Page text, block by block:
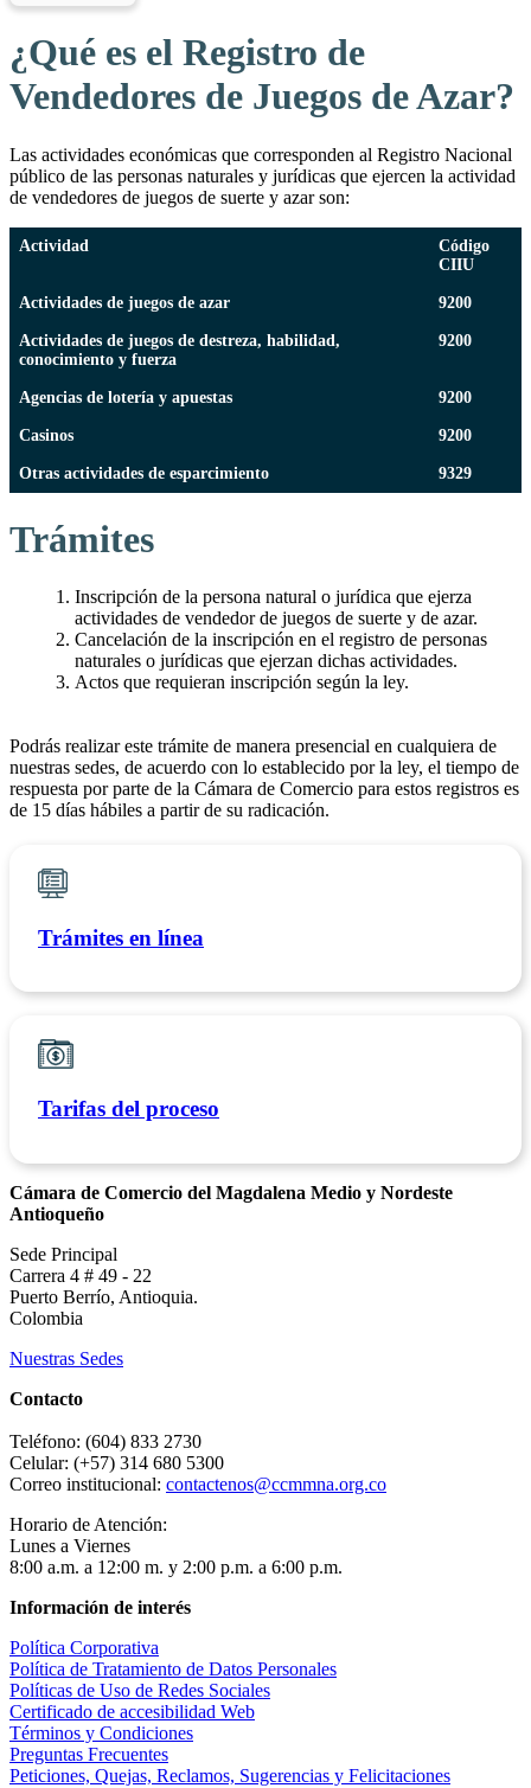
¿Qué es el Registro de
Vendedores de Juegos de Azar?
Las actividades económicas que corresponden al Registro Nacional
público de las personas naturales y jurídicas que ejercen la actividad
de vendedores de juegos de suerte y azar son:
Actividad
Código
CIIU
Actividades de juegos de azar 9200
Actividades de juegos de destreza, habilidad,
conocimiento y fuerza
9200
Agencias de lotería y apuestas 9200
Casinos 9200
Otras actividades de esparcimiento 9329
Trámites
Inscripción de la persona natural o jurídica que ejerza
actividades de vendedor de juegos de suerte y de azar.
Cancelación de la inscripción en el registro de personas
naturales o jurídicas que ejerzan dichas actividades.
Actos que requieran inscripción según la ley.
Podrás realizar este trámite de manera presencial en cualquiera de
nuestras sedes, de acuerdo con lo establecido por la ley, el tiempo de
respuesta por parte de la Cámara de Comercio para estos registros es
de 15 días hábiles a partir de su radicación.
Trámites en línea
Tarifas del proceso
Cámara de Comercio del Magdalena Medio y Nordeste
Antioqueño
Sede Principal
Carrera 4 # 49 - 22
Puerto Berrío, Antioquia.
Colombia
Nuestras Sedes
Contacto
Teléfono: (604) 833 2730
Celular: (+57) 314 680 5300
Correo institucional: contactenos@ccmmna.org.co
Horario de Atención:
Lunes a Viernes
8:00 a.m. a 12:00 m. y 2:00 p.m. a 6:00 p.m.
Información de interés
Política Corporativa
Política de Tratamiento de Datos Personales
Políticas de Uso de Redes Sociales
Certificado de accesibilidad Web
Términos y Condiciones
Preguntas Frecuentes
Peticiones, Quejas, Reclamos, Sugerencias y Felicitaciones